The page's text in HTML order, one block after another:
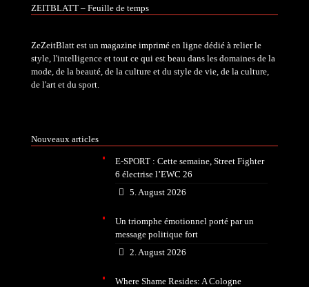
ZEITBLATT – Feuille de temps
ZeZeitBlatt est un magazine imprimé en ligne dédié à relier le
style, l'intelligence et tout ce qui est beau dans les domaines de la
mode, de la beauté, de la culture et du style de vie, de la culture,
de l'art et du sport.
Nouveaux articles
E-SPORT : Cette semaine, Street Fighter
6 électrise l’EWC 26
5. August 2026
Un triomphe émotionnel porté par un
message politique fort
2. August 2026
Where Shame Resides: A Cologne